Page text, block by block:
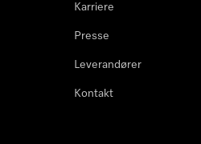
Karriere
Presse
Leverandører
Kontakt